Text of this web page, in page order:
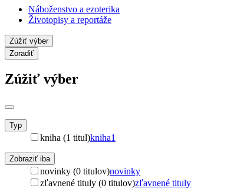
Náboženstvo a ezoterika
Životopisy a reportáže
Zúžiť výber
Zoradiť
Zúžiť výber
Typ
kniha (1 titul)kniha1
Zobraziť iba
novinky (0 titulov)novinky
zľavnené tituly (0 titulov)zľavnené tituly